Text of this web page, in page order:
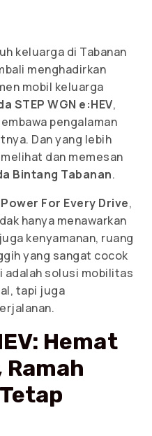
keluarga di Tabanan
menghadirkan
mobil keluarga
STEP WGN e:HEV,
pengalaman
Dan yang lebih
dan memesan
Bintang Tabanan.
Power For Every Drive,
hanya menawarkan
kenyamanan, ruang
yang sangat cocok
adalah solusi mobilitas
tapi juga
Hemat
Ramah